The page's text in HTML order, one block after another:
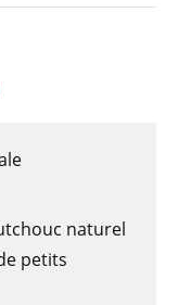
naturel
petits